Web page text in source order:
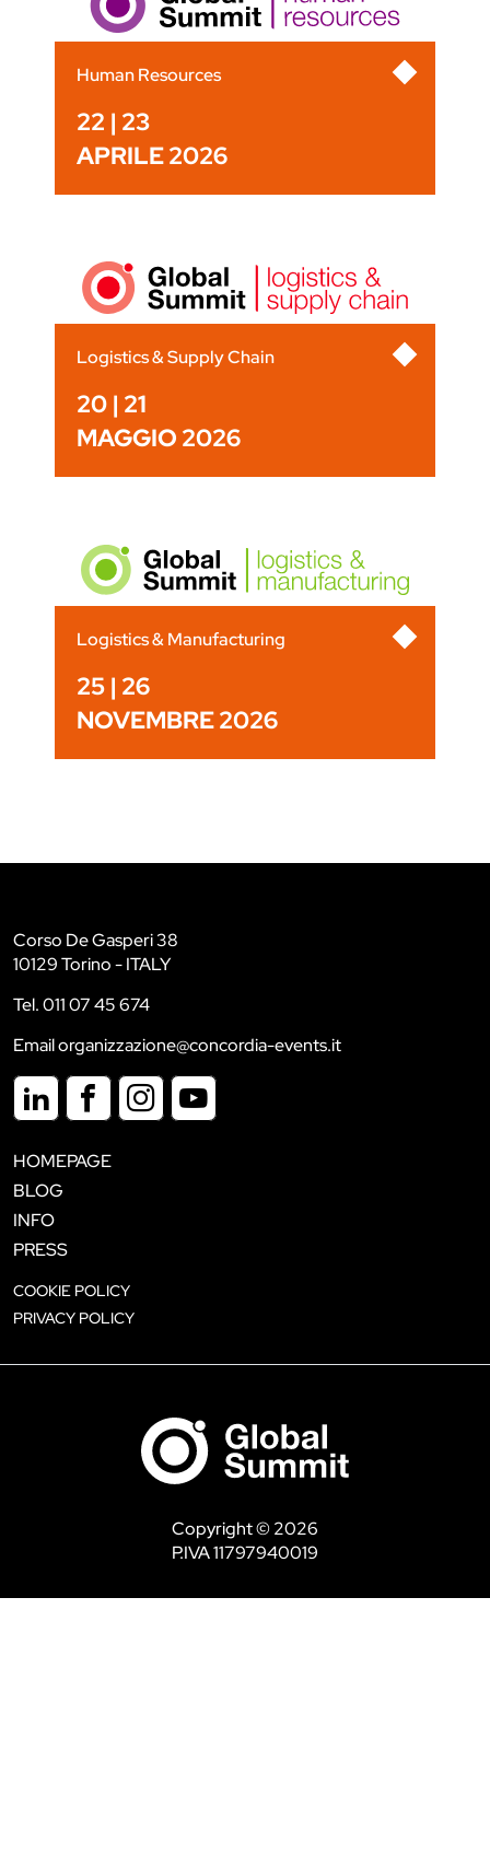
Human Resources
22 | 23
APRILE 2026
Logistics & Supply Chain
20 | 21
MAGGIO 2026
Logistics & Manufacturing
25 | 26
NOVEMBRE 2026
Corso De Gasperi 38
10129 Torino - ITALY
Tel. 011 07 45 674
Email organizzazione@concordia-events.it
HOMEPAGE
BLOG
INFO
PRESS
COOKIE POLICY
PRIVACY POLICY
Copyright © 2026
P.IVA 11797940019